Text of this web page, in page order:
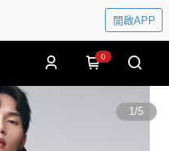
開啟APP
0
1/5